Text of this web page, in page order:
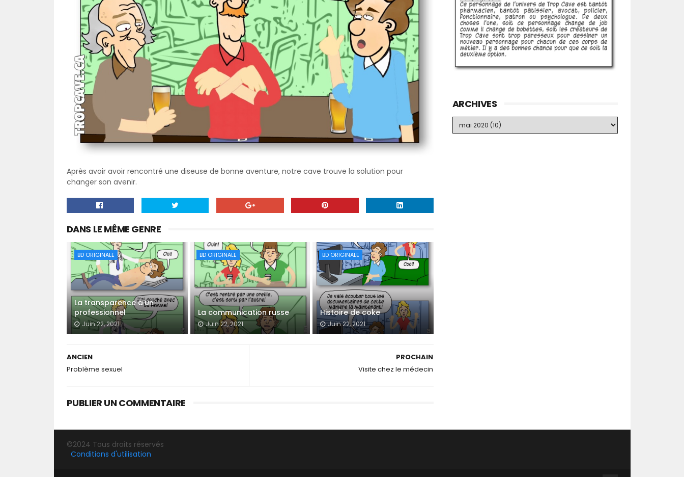
Après avoir avoir rencontré une diseuse de bonne aventure, notre cave trouve la solution pour
changer son avenir.
DANS LE MÊME GENRE
BD ORIGINALE
La transparence d'un
professionnel
Juin 22, 2021
BD ORIGINALE
La communication russe
Juin 22, 2021
BD ORIGINALE
Histoire de coke
Juin 22, 2021
PROCHAIN
Visite chez le médecin
ANCIEN
Problème sexuel
PUBLIER UN COMMENTAIRE
ARCHIVES
©2024 Tous droits réservés
Conditions d'utilisation